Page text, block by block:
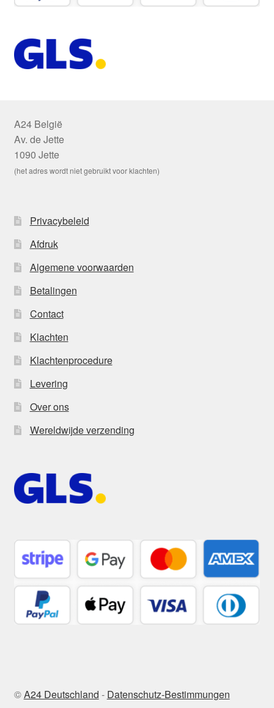
A24 België
Av. de Jette
1090 Jette
(het adres wordt niet gebruikt voor klachten)
Privacybeleid
Afdruk
Algemene voorwaarden
Betalingen
Contact
Klachten
Klachtenprocedure
Levering
Over ons
Wereldwijde verzending
©A24 Deutschland - Datenschutz-Bestimmungen